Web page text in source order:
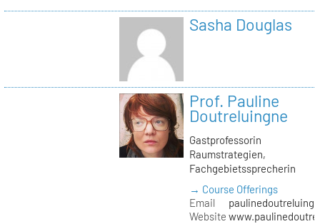
Sasha Douglas
Prof. Pauline
Doutreluingne
Gastprofessorin
Raumstrategien,
Fachgebietssprecherin
→ Course Offerings
Email
Website